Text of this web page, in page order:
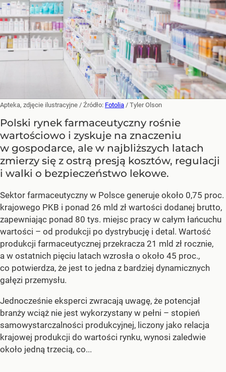
Apteka, zdjęcie ilustracyjne / Źródło: Fotolia / Tyler Olson
Polski rynek farmaceutyczny rośnie
wartościowo i zyskuje na znaczeniu
w gospodarce, ale w najbliższych latach
zmierzy się z ostrą presją kosztów, regulacji
i walki o bezpieczeństwo lekowe.
Sektor farmaceutyczny w Polsce generuje około 0,75 proc.
krajowego PKB i ponad 26 mld zł wartości dodanej brutto,
zapewniając ponad 80 tys. miejsc pracy w całym łańcuchu
wartości – od produkcji po dystrybucję i detal. Wartość
produkcji farmaceutycznej przekracza 21 mld zł rocznie,
a w ostatnich pięciu latach wzrosła o około 45 proc.,
co potwierdza, że jest to jedna z bardziej dynamicznych
gałęzi przemysłu.
Jednocześnie eksperci zwracają uwagę, że potencjał
branży wciąż nie jest wykorzystany w pełni – stopień
samowystarczalności produkcyjnej, liczony jako relacja
krajowej produkcji do wartości rynku, wynosi zaledwie
około jedną trzecią, co...